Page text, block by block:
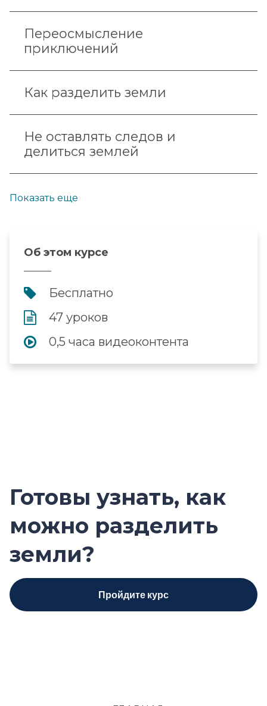
Переосмысление
приключений
Как разделить земли
Не оставлять следов и
делиться землей
Показать еще
Об этом курсе
Бесплатно
47 уроков
0,5 часа видеоконтента
Готовы узнать, как
можно разделить
земли?
Пройдите курс